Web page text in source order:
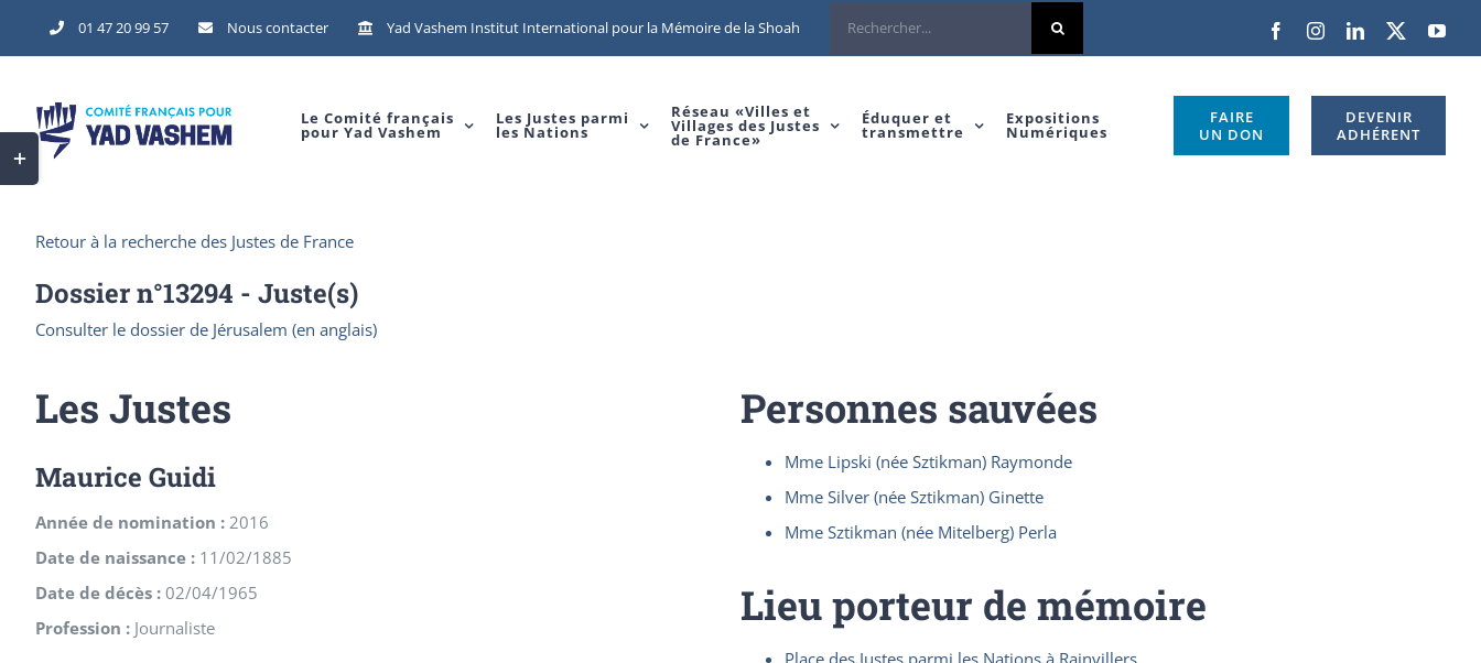
to
01 47 20 99 57 Nous contacter Yad Vashem Institut International pour la Mémoire de la Shoah Rechercher
FacebookInstagramLinkedIn
X
Le Comité français
pour Yad Vashem
Les Justes parmi
les Nations
Réseau «Villes et
Villages des Justes
de France»
Éduquer et
transmettre
Expositions
Numériques
FAIRE
UN DON
DEVENIR
ADHÉRENT
Retour à la recherche des Justes de France
Dossier n°13294 - Juste(s)
Consulter le dossier de Jérusalem (en anglais)
Les Justes
Maurice Guidi
Année de nomination : 2016
Date de naissance : 11/02/1885
Date de décès : 02/04/1965
Profession : Journaliste
Personnes sauvées
Mme Lipski (née Sztikman) Raymonde
Mme Silver (née Sztikman) Ginette
Mme Sztikman (née Mitelberg) Perla
Lieu porteur de mémoire
Place des Justes parmi les Nations à Rainvillers
Toggle
Sliding